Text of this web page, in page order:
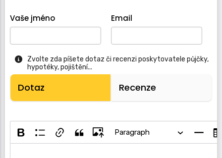
Vaše jméno Email
Zvolte zda píšete dotaz či recenzi poskytovatele půjčky,
hypotéky, pojištění...
Dotaz Recenze
Paragraph